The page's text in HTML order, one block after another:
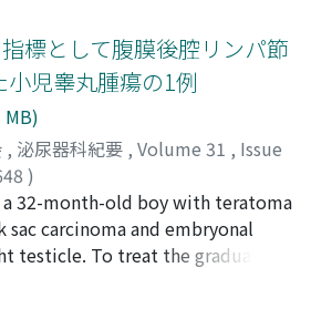
abdominoperineal approach.
cases of hydrometrocolpos with
malformations including our
and discussed its
標として腹膜後腔リンパ節
児睾丸腫瘍の1例
, 泌尿器科紀要 , Volume 31 , Issue
)
藤, 昭弘;張, 邦光;兼松, 稔;坂, 義人;
;TAKEUCHI, Toshimi;KURIYAMA,
;CHANG, Pang Kwang;
a 32-month-old boy with teratoma
carcinoma and embryonal
testicle. To treat the gradual rise
months postoperatively, he